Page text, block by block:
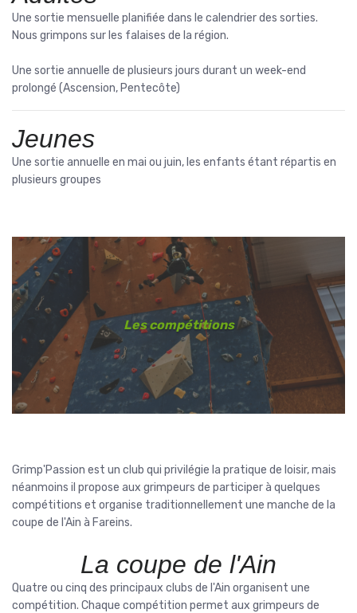
Une sortie mensuelle planifiée dans le calendrier des sorties.
Nous grimpons sur les falaises de la région.
Une sortie annuelle de plusieurs jours durant un week-end
prolongé (Ascension, Pentecôte)
Jeunes
Une sortie annuelle en mai ou juin, les enfants étant répartis en
plusieurs groupes
Les compétitions
Grimp'Passion est un club qui privilégie la pratique de loisir, mais
néanmoins il propose aux grimpeurs de participer à quelques
compétitions et organise traditionnellement une manche de la
coupe de l'Ain à Fareins.
La coupe de l'Ain
Quatre ou cinq des principaux clubs de l'Ain organisent une
compétition. Chaque compétition permet aux grimpeurs de